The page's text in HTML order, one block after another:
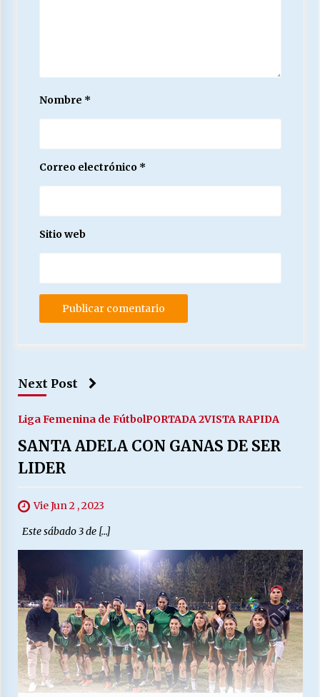
Nombre *
Correo electrónico *
Sitio web
Next Post
Liga Femenina de FútbolPORTADA 2VISTA RAPIDA
SANTA ADELA CON GANAS DE SER
LIDER
Vie Jun 2 , 2023
Este sábado 3 de […]